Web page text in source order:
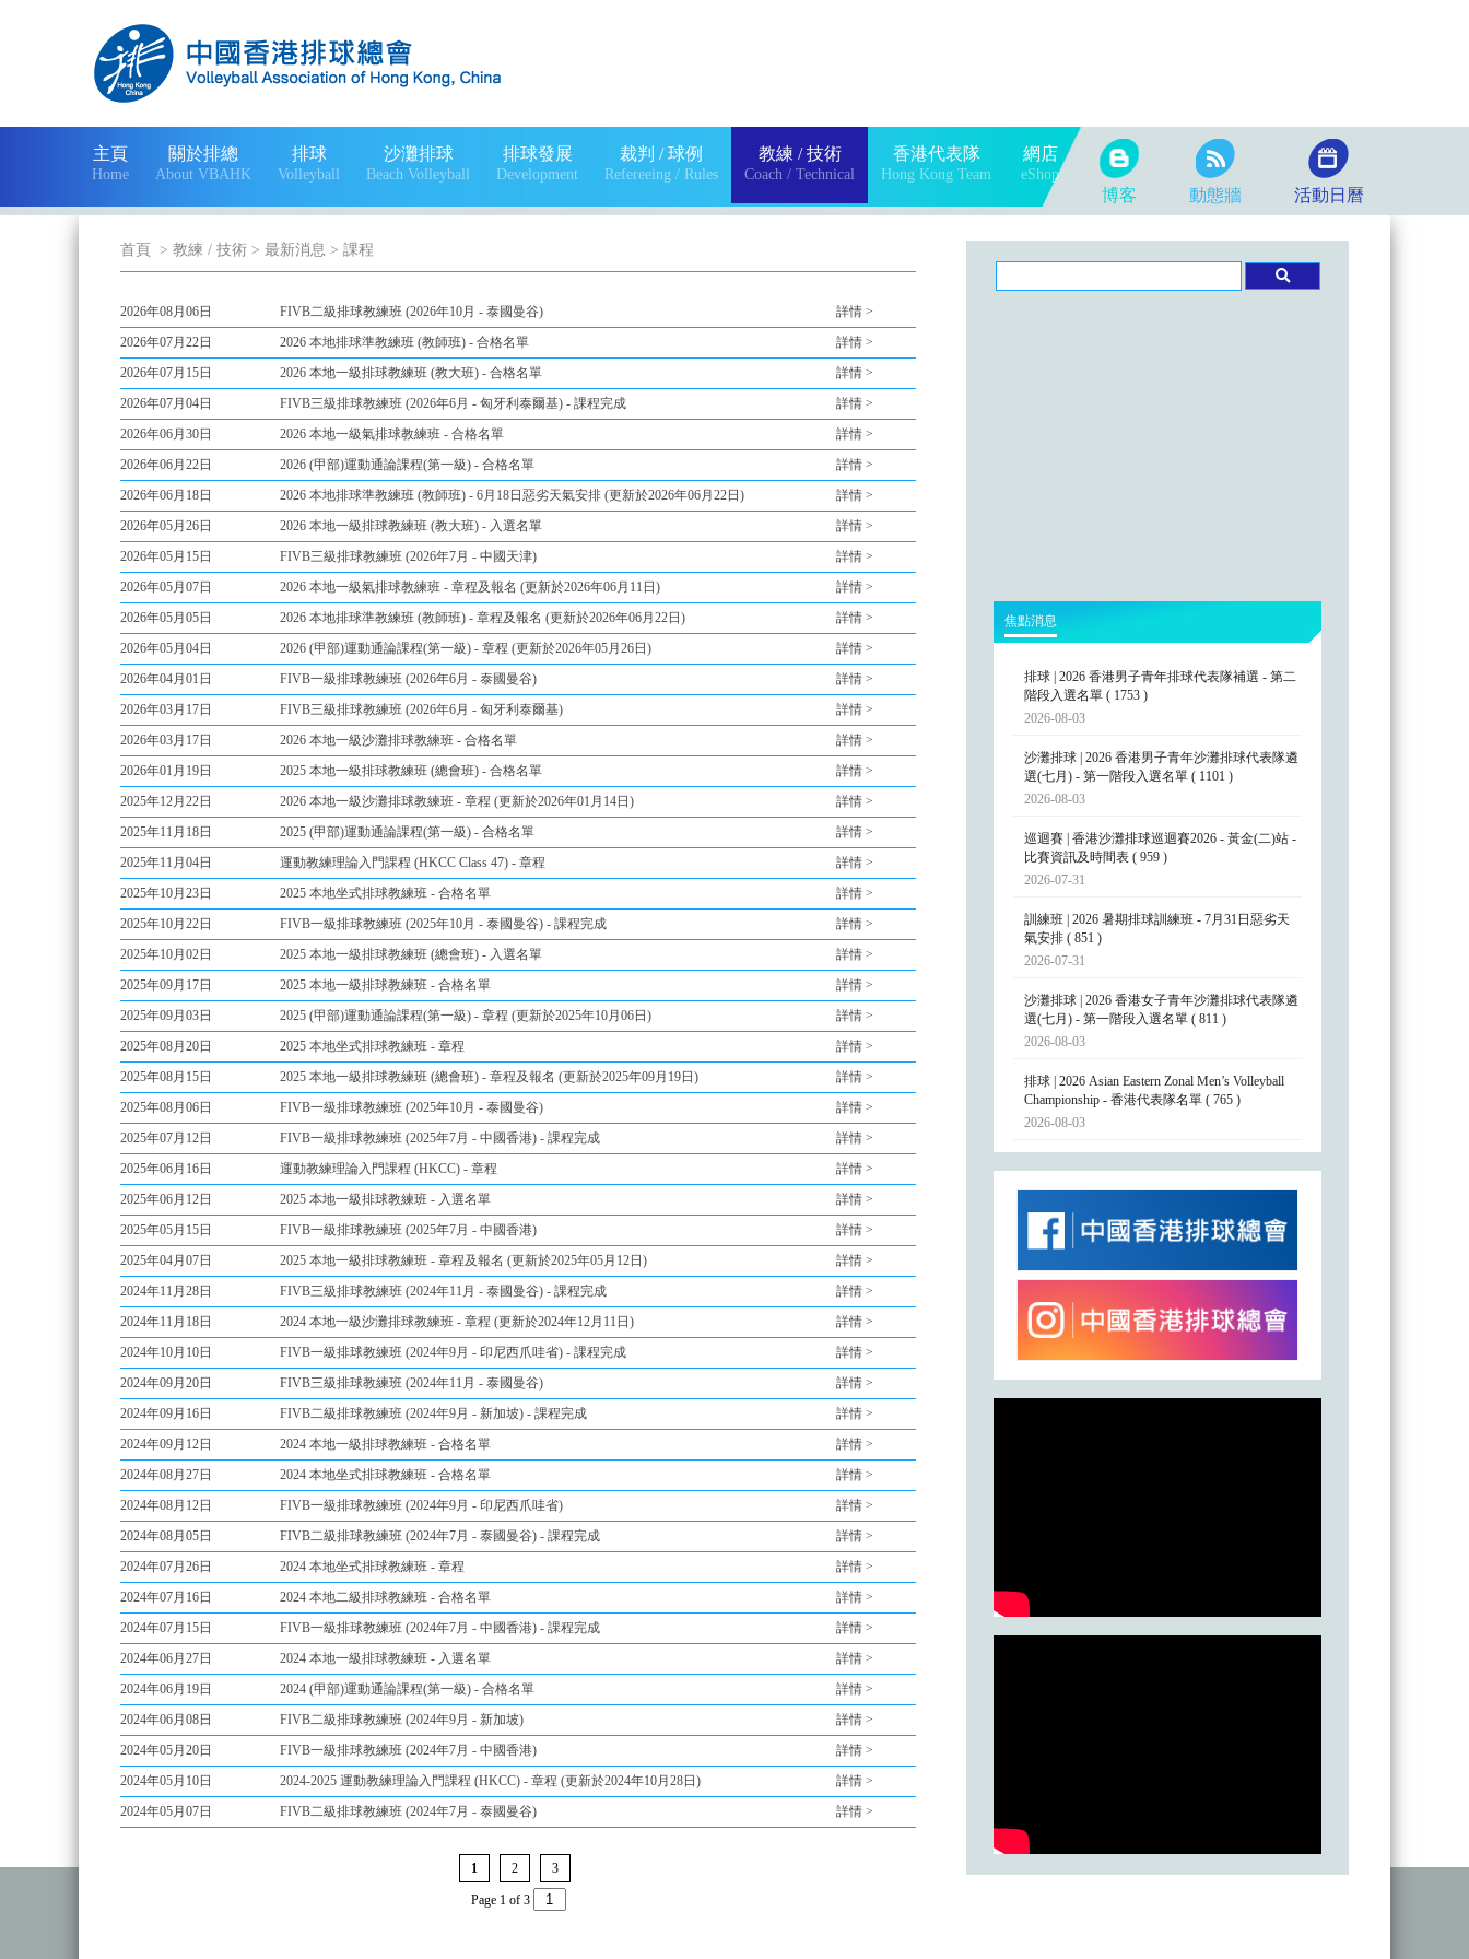
主頁
Home
關於排總
About VBAHK
排球
Volleyball
沙灘排球
Beach Volleyball
排球發展
Development
裁判 / 球例
Refereeing / Rules
教練 / 技術
Coach / Technical
香港代表隊
Hong Kong Team
網店
eShop
博客 動態牆 活動日曆
首頁 > 教練 / 技術 > 最新消息 > 課程
2026年08月06日 FIVB二級排球教練班 (2026年10月 - 泰國曼谷)
詳情 >
2026年07月22日
2026 本地排球準教練班 (教師班) - 合格名單
詳情 >
2026年07月15日
2026 本地一級排球教練班 (教大班) - 合格名單
詳情 >
2026年07月04日
FIVB三級排球教練班 (2026年6月 - 匈牙利泰爾基) - 課程完成
詳情 >
2026年06月30日
2026 本地一級氣排球教練班 - 合格名單
詳情 >
2026年06月22日
2026 (甲部)運動通論課程(第一級) - 合格名單
詳情 >
2026年06月18日
2026 本地排球準教練班 (教師班) - 6月18日惡劣天氣安排 (更新於2026年06月22日)
詳情 >
2026年05月26日
2026 本地一級排球教練班 (教大班) - 入選名單
詳情 >
2026年05月15日
FIVB三級排球教練班 (2026年7月 - 中國天津)
詳情 >
2026年05月07日
2026 本地一級氣排球教練班 - 章程及報名 (更新於2026年06月11日)
詳情 >
2026年05月05日
2026 本地排球準教練班 (教師班) - 章程及報名 (更新於2026年06月22日)
詳情 >
2026年05月04日
2026 (甲部)運動通論課程(第一級) - 章程 (更新於2026年05月26日)
詳情 >
2026年04月01日
FIVB一級排球教練班 (2026年6月 - 泰國曼谷)
詳情 >
2026年03月17日
FIVB三級排球教練班 (2026年6月 - 匈牙利泰爾基)
詳情 >
2026年03月17日
2026 本地一級沙灘排球教練班 - 合格名單
詳情 >
2026年01月19日
2025 本地一級排球教練班 (總會班) - 合格名單
詳情 >
2025年12月22日
2026 本地一級沙灘排球教練班 - 章程 (更新於2026年01月14日)
詳情 >
2025年11月18日
2025 (甲部)運動通論課程(第一級) - 合格名單
詳情 >
2025年11月04日
運動教練理論入門課程 (HKCC Class 47) - 章程
詳情 >
2025年10月23日
2025 本地坐式排球教練班 - 合格名單
詳情 >
2025年10月22日
FIVB一級排球教練班 (2025年10月 - 泰國曼谷) - 課程完成
詳情 >
2025年10月02日
2025 本地一級排球教練班 (總會班) - 入選名單
詳情 >
2025年09月17日
2025 本地一級排球教練班 - 合格名單
詳情 >
2025年09月03日
2025 (甲部)運動通論課程(第一級) - 章程 (更新於2025年10月06日)
詳情 >
2025年08月20日
2025 本地坐式排球教練班 - 章程
詳情 >
2025年08月15日
2025 本地一級排球教練班 (總會班) - 章程及報名 (更新於2025年09月19日)
詳情 >
2025年08月06日
FIVB一級排球教練班 (2025年10月 - 泰國曼谷)
詳情 >
2025年07月12日
FIVB一級排球教練班 (2025年7月 - 中國香港) - 課程完成
詳情 >
2025年06月16日
運動教練理論入門課程 (HKCC) - 章程
詳情 >
2025年06月12日
2025 本地一級排球教練班 - 入選名單
詳情 >
2025年05月15日
FIVB一級排球教練班 (2025年7月 - 中國香港)
詳情 >
2025年04月07日
2025 本地一級排球教練班 - 章程及報名 (更新於2025年05月12日)
詳情 >
2024年11月28日
FIVB三級排球教練班 (2024年11月 - 泰國曼谷) - 課程完成
詳情 >
2024年11月18日
2024 本地一級沙灘排球教練班 - 章程 (更新於2024年12月11日)
詳情 >
2024年10月10日
FIVB一級排球教練班 (2024年9月 - 印尼西爪哇省) - 課程完成
詳情 >
2024年09月20日
FIVB三級排球教練班 (2024年11月 - 泰國曼谷)
詳情 >
2024年09月16日
FIVB二級排球教練班 (2024年9月 - 新加坡) - 課程完成
詳情 >
2024年09月12日
2024 本地一級排球教練班 - 合格名單
詳情 >
2024年08月27日
2024 本地坐式排球教練班 - 合格名單
詳情 >
2024年08月12日
FIVB一級排球教練班 (2024年9月 - 印尼西爪哇省)
詳情 >
2024年08月05日
FIVB二級排球教練班 (2024年7月 - 泰國曼谷) - 課程完成
詳情 >
2024年07月26日
2024 本地坐式排球教練班 - 章程
詳情 >
2024年07月16日
2024 本地二級排球教練班 - 合格名單
詳情 >
2024年07月15日
FIVB一級排球教練班 (2024年7月 - 中國香港) - 課程完成
詳情 >
2024年06月27日
2024 本地一級排球教練班 - 入選名單
詳情 >
2024年06月19日
2024 (甲部)運動通論課程(第一級) - 合格名單
詳情 >
2024年06月08日
FIVB二級排球教練班 (2024年9月 - 新加坡)
詳情 >
2024年05月20日
FIVB一級排球教練班 (2024年7月 - 中國香港)
詳情 >
2024年05月10日
2024-2025 運動教練理論入門課程 (HKCC) - 章程 (更新於2024年10月28日)
詳情 >
2024年05月07日
FIVB二級排球教練班 (2024年7月 - 泰國曼谷) 詳情 >
1 2 3
Page 1 of 3
焦點消息
排球 | 2026 香港男子青年排球代表隊補選 - 第二
階段入選名單 ( 1753 )
2026-08-03
沙灘排球 | 2026 香港男子青年沙灘排球代表隊遴
選(七月) - 第一階段入選名單 ( 1101 )
2026-08-03
巡迴賽 | 香港沙灘排球巡迴賽2026 - 黃金(二)站 -
比賽資訊及時間表 ( 959 )
2026-07-31
訓練班 | 2026 暑期排球訓練班 - 7月31日惡劣天
氣安排 ( 851 )
2026-07-31
沙灘排球 | 2026 香港女子青年沙灘排球代表隊遴
選(七月) - 第一階段入選名單 ( 811 )
2026-08-03
排球 | 2026 Asian Eastern Zonal Men’s Volleyball
Championship - 香港代表隊名單 ( 765 )
2026-08-03